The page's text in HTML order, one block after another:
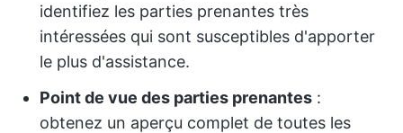
identifiez les parties prenantes très
intéressées qui sont susceptibles d'apporter
le plus d'assistance.
Point de vue des parties prenantes :
obtenez un aperçu complet de toutes les